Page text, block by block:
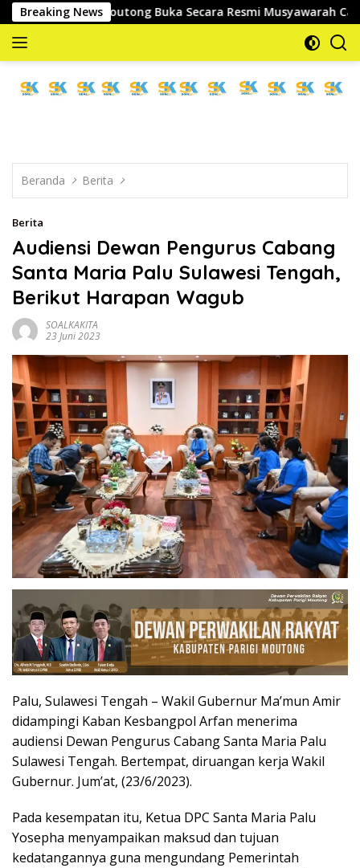
Langsung
ke
konten
Breaking News
Moutong Buka Secara Resmi Musyawarah Cabang Ke-III
mengabarkan
Beranda Berita
Berita
Audiensi Dewan Pengurus Cabang
Santa Maria Palu Sulawesi Tengah,
Berikut Harapan Wagub
SOALKAKITA
23 Juni 2023
Palu, Sulawesi Tengah – Wakil Gubernur Ma’mun Amir
didampingi Kaban Kesbangpol Arfan menerima
audiensi Dewan Pengurus Cabang Santa Maria Palu
Sulawesi Tengah. Bertempat, diruangan kerja Wakil
Gubernur. Jum’at, (23/6/2023).
Pada kesempatan itu, Ketua DPC Santa Maria Palu
Yosepha menyampaikan maksud dan tujuan
kedatangannya guna mengundang Pemerintah